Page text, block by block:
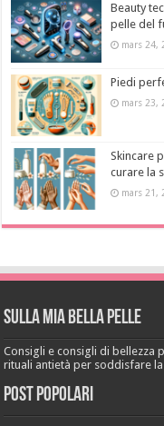
Beauty
pelle del
mars 24,
Piedi
mars 23,
Skincare
curare la
mars 21,
Sulla mia bella pelle
Consigli e consigli di bellezza
rituali antietà per soddisfare
Post popolari